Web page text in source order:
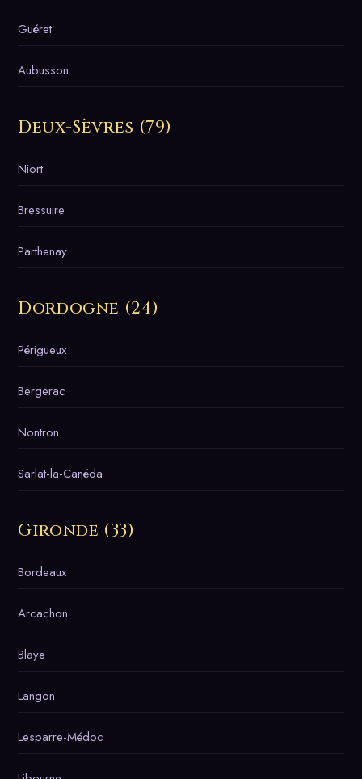
Guéret
Aubusson
Deux-Sèvres (79)
Niort
Bressuire
Parthenay
Dordogne (24)
Périgueux
Bergerac
Nontron
Sarlat-la-Canéda
Gironde (33)
Bordeaux
Arcachon
Blaye
Langon
Lesparre-Médoc